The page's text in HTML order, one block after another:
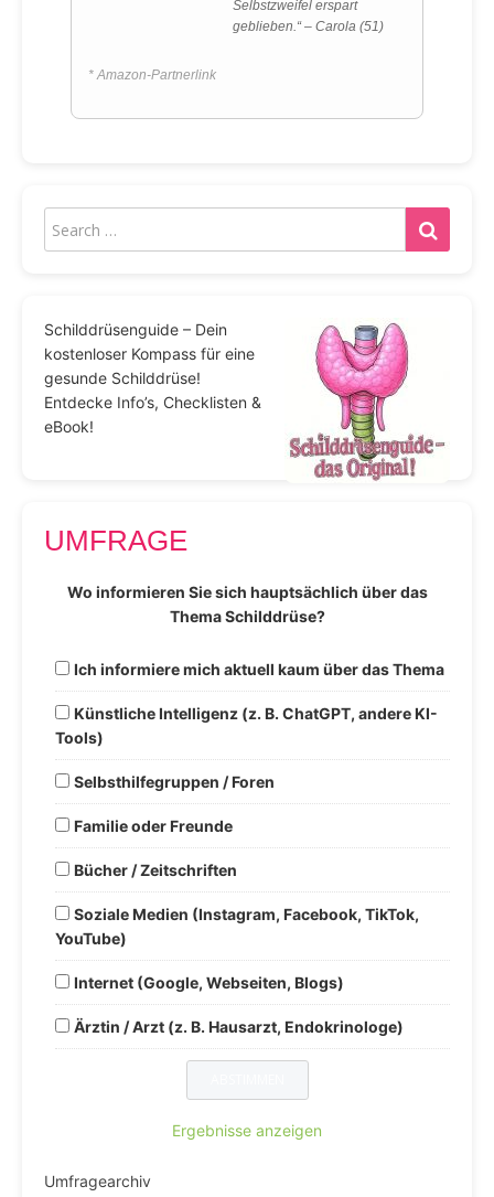
Selbstzweifel erspart
geblieben.“ – Carola (51)
* Amazon-Partnerlink
Schilddrüsenguide – Dein
kostenloser Kompass für eine
gesunde Schilddrüse!
Entdecke Info’s, Checklisten &
eBook!
UMFRAGE
Wo informieren Sie sich hauptsächlich über das
Thema Schilddrüse?
Ich informiere mich aktuell kaum über das Thema
Künstliche Intelligenz (z. B. ChatGPT, andere KI-
Tools)
Selbsthilfegruppen / Foren
Familie oder Freunde
Bücher / Zeitschriften
Soziale Medien (Instagram, Facebook, TikTok,
YouTube)
Internet (Google, Webseiten, Blogs)
Ärztin / Arzt (z. B. Hausarzt, Endokrinologe)
Ergebnisse anzeigen
Umfragearchiv